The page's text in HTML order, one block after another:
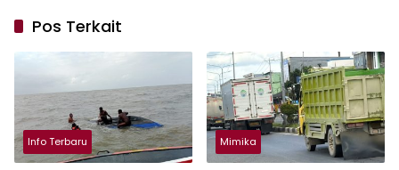
Pos Terkait
Info Terbaru Mimika